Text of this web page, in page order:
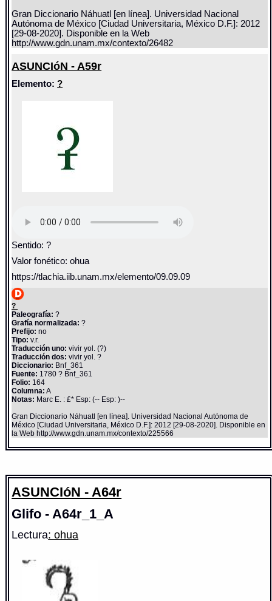
Gran Diccionario Náhuatl [en línea]. Universidad Nacional
Autónoma de México [Ciudad Universitaria, México D.F.]: 2012
[29-08-2020]. Disponible en la Web
http://www.gdn.unam.mx/contexto/26482
ASUNCIóN - A59r
Elemento:?
Sentido: ?
Valor fonético: ohua
https://tlachia.iib.unam.mx/elemento/09.09.09
?
Paleografía: ?
Grafía normalizada: ?
Prefijo: no
Tipo: v.r.
Traducción uno: vivir yol. (?)
Traducción dos: vivir yol. ?
Diccionario: Bnf_361
Fuente: 1780 ? Bnf_361
Folio: 164
Columna: A
Notas: Marc E. : £* Esp: (-- Esp: )--
Gran Diccionario Náhuatl [en línea]. Universidad Nacional Autónoma de
México [Ciudad Universitaria, México D.F.]: 2012 [29-08-2020]. Disponible en
la Web http://www.gdn.unam.mx/contexto/225566
ASUNCIóN - A64r
Glifo - A64r_1_A
Lectura: ohua